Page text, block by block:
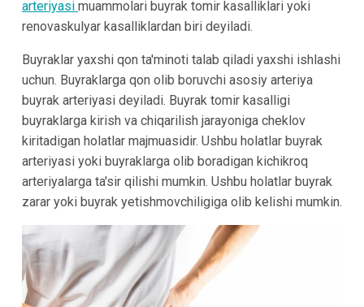
arteriyasi muammolari buyrak tomir kasalliklari yoki
renovaskulyar kasalliklardan biri deyiladi.
Buyraklar yaxshi qon ta'minoti talab qiladi yaxshi ishlashi
uchun. Buyraklarga qon olib boruvchi asosiy arteriya
buyrak arteriyasi deyiladi. Buyrak tomir kasalligi
buyraklarga kirish va chiqarilish jarayoniga cheklov
kiritadigan holatlar majmuasidir. Ushbu holatlar buyrak
arteriyasi yoki buyraklarga olib boradigan kichikroq
arteriyalarga ta'sir qilishi mumkin. Ushbu holatlar buyrak
zarar yoki buyrak yetishmovchiligiga olib kelishi mumkin.